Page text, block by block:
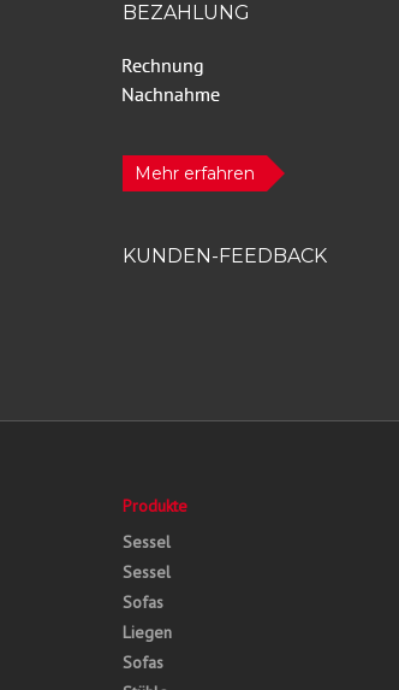
BEZAHLUNG
Mehr erfahren
KUNDEN-FEEDBACK
Produkte
Sessel
Sessel
Sofas
Liegen
Sofas